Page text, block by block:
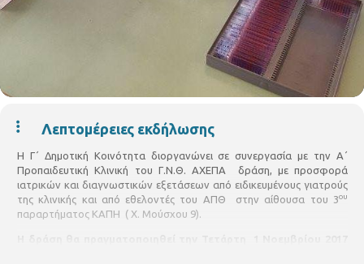
Λεπτομέρειες εκδήλωσης
Η Γ΄ Δημοτική Κοινότητα διοργανώνει σε συνεργασία με την Α΄
Προπαιδευτική Κλινική του Γ.Ν.Θ. ΑΧΕΠΑ δράση, με προσφορά
ιατρικών και διαγνωστικών εξετάσεων από ειδικευμένους γιατρούς
της κλινικής και από εθελοντές του ΑΠΘ στην αίθουσα του 3ου
παραρτήματος ΚΑΠΗ ( Χ. Μούσχου 9).